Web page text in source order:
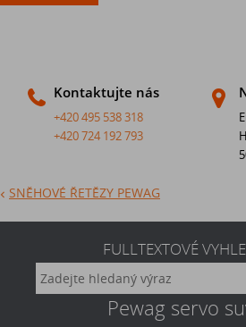
Kontaktujte nás
+420 495 538 318
+420 724 192 793
SNĚHOVÉ ŘETĚZY PEWAG
FULLTEXTOVÉ
Pewag servo